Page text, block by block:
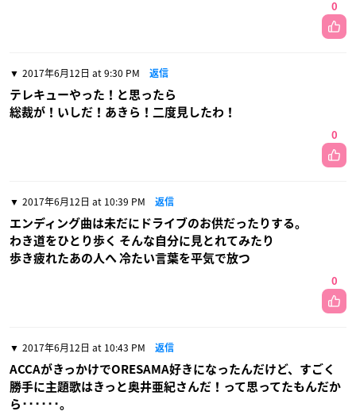
0
2017年6月12日 at 9:30 PM 返信
テレキューやった！と思ったら
総裁が！いしだ！あきら！二度見したわ！
0
2017年6月12日 at 10:39 PM 返信
エンディング曲は未だにドライブのお供だったりする。
わき道をひとり歩く そんな自分に見とれてみたり
歩き疲れたあの人へ 冷たい言葉を平気で放つ
0
2017年6月12日 at 10:43 PM 返信
ACCAがきっかけでORESAMA好きになったんだけど、すごく
勝手に主題歌はきっと奥井亜紀さんだ！って思ってたもんだか
ら･･････。